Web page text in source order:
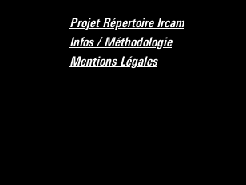
Projet Répertoire Ircam
Infos / Méthodologie
Mentions Légales